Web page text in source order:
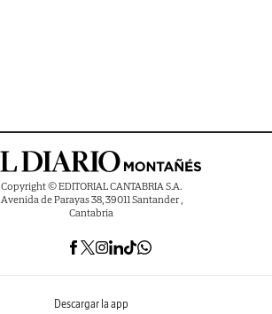
Copyright © EDITORIAL CANTABRIA S.A.
Avenida de Parayas 38, 39011 Santander ,
Cantabria
Descargar la app